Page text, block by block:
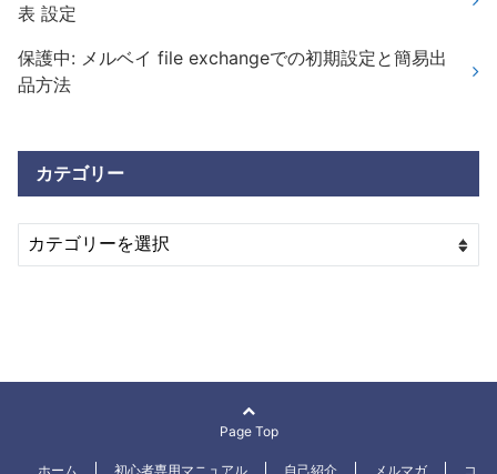
表 設定
保護中: メルベイ file exchangeでの初期設定と簡易出
品方法
カテゴリー
Page Top
ホーム 初心者専用マニュアル 自己紹介 メルマガ コ